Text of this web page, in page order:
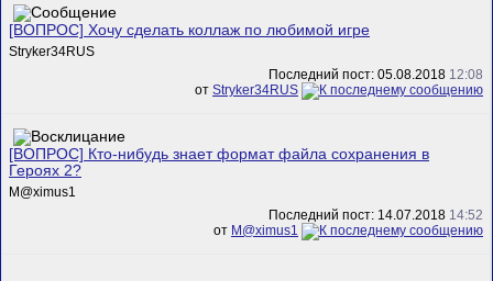
[ВОПРОС] Хочу сделать коллаж по любимой игре
Stryker34RUS
Последний пост: 05.08.2018 12:08
от Stryker34RUS
[ВОПРОС] Кто-нибудь знает формат файла сохранения в
Героях 2?
M@ximus1
Последний пост: 14.07.2018 14:52
от M@ximus1